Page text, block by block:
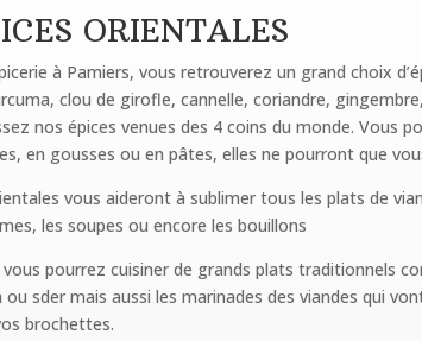
ORIENTALES
à Pamiers, vous retrouverez un grand choix
clou de girofle, cannelle, coriandre,
nos épices venues des 4 coins du monde. Vous
en gousses ou en pâtes, elles ne pourront que
vous aideront à sublimer tous les plats de
les soupes ou encore les bouillons
vous pourrez cuisiner de grands plats traditionnels
ou sder mais aussi les marinades des viandes qui
brochettes.